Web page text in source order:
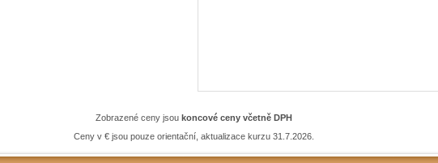
Zobrazené ceny jsou koncové ceny včetně DPH
Ceny v € jsou pouze orientační, aktualizace kurzu 31.7.2026.